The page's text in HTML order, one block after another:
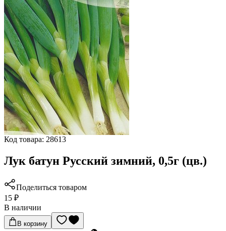
Код товара: 28613
Лук батун Русский зимний, 0,5г (цв.)
Поделиться товаром
15 ₽
В наличии
В корзину